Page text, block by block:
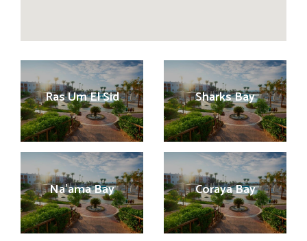
Ras Um El Sid Sharks Bay
Na’ama Bay Coraya Bay